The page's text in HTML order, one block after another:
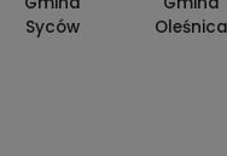
Syców
Oleśnica